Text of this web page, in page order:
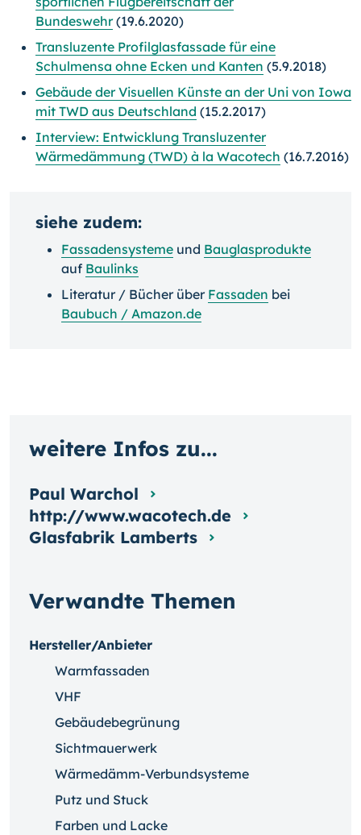
Bundeswehr(19.6.2020)
Transluzente Profilglasfassade für eine
Schulmensa ohne Ecken und Kanten (5.9.2018)
Gebäude der Visuellen Künste an der Uni von Iowa
mit TWD aus Deutschland (15.2.2017)
Interview: Entwicklung Transluzenter
Wärmedämmung (TWD) à la Wacotech (16.7.2016)
siehe zudem:
Fassadensysteme und Bauglasprodukte
auf Baulinks
Literatur / Bücher über Fassaden bei
Baubuch / Amazon.de
Verwandte Themen
Hersteller/Anbieter
Warmfassaden
VHF
Gebäudebegrünung
Sichtmauerwerk
Wärmedämm-Verbundsysteme
Putz und Stuck
Farben und Lacke
weitere Infos zu...
Paul Warchol
http://www.wacotech.de
Glasfabrik Lamberts